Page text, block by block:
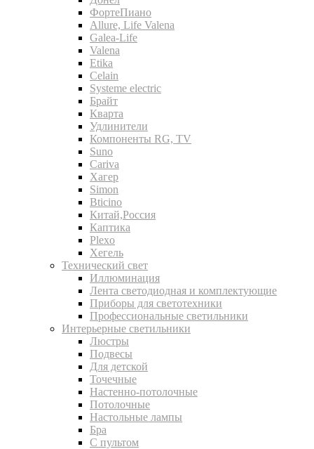
ФортеПиано
Allure, Life Valena
Galea-Life
Valena
Etika
Celain
Systeme electric
Брайт
Кварта
Удлинители
Компоненты RG, TV
Suno
Cariva
Хагер
Simon
Bticino
Китай,Россия
Каптика
Plexo
Хегель
Технический свет
Иллюминация
Лента светодиодная и комплектующие
Приборы для светотехники
Профессиональные светильники
Интерьерные светильники
Люстры
Подвесы
Для детской
Точечные
Настенно-потолочные
Потолочные
Настольные лампы
Бра
С пультом